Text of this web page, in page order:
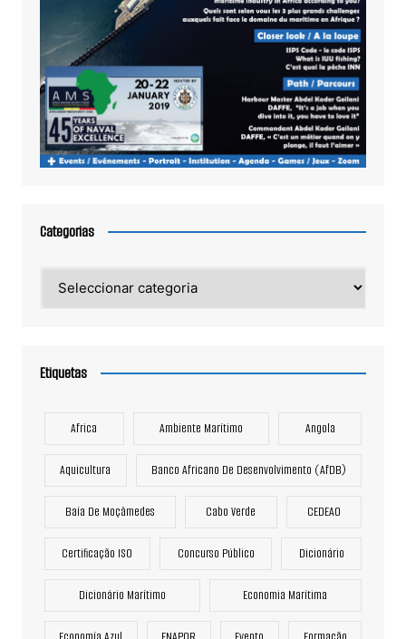
Categorias
Etiquetas
Africa Ambiente Marítimo Angola
Aquicultura Banco Africano De Desenvolvimento (AfDB)
Baía De Moçâmedes Cabo Verde CEDEAO
Certificação ISO Concurso Público Dicionário
Dicionário Marítimo Economia Marítima